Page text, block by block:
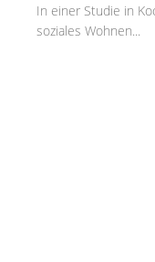
In einer Studie in
soziales Wohnen...